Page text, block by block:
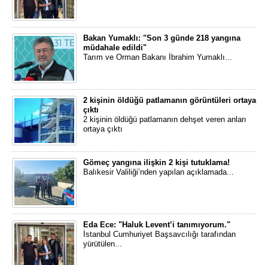
Bakan Yumaklı: "Son 3 günde 218 yangına
müdahale edildi"
Tarım ve Orman Bakanı İbrahim Yumaklı...
2 kişinin öldüğü patlamanın görüntüleri ortaya
çıktı
2 kişinin öldüğü patlamanın dehşet veren anları
ortaya çıktı
Gömeç yangına ilişkin 2 kişi tutuklama!
Balıkesir Valiliği’nden yapılan açıklamada...
Eda Ece: "Haluk Levent’i tanımıyorum."
İstanbul Cumhuriyet Başsavcılığı tarafından
yürütülen...